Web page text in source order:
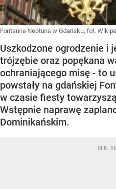
Fontanna Neptuna w Gdańsku, fot.
Uszkodzone ogrodzenie i
trójzębie oraz popękana
ochraniającego misę - to
powstały na gdańskiej
w czasie fiesty
Wstępnie naprawę
Dominikańskim.